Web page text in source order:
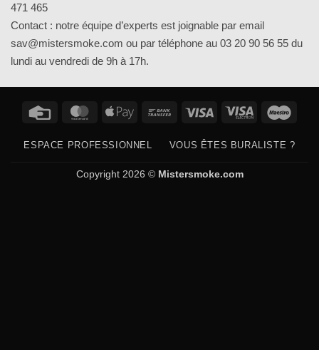
471 465
Contact : notre équipe d’experts est joignable par email
sav@mistersmoke.com ou par téléphone au 03 20 90 56 55 du
lundi au vendredi de 9h à 17h.
Credit
MasterCardApple
Bank
Visa
Visa
ESPACE PROFESSIONNEL VOUS ÊTES BURALISTE ?
Copyright 2026 © Mistersmoke.com